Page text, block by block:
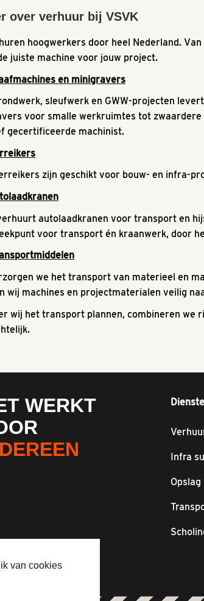
van cookies
over verhuur bij VSVK
hoogwerkers door heel Nederland.
juiste machine voor jouw project.
en minigravers
sleufwerk en GWW-projecten
voor smalle werkruimtes tot
gecertificeerde machinist.
zijn geschikt voor bouw- en infra-
autolaadkranen voor transport en
voor transport én kraanwerk, door
we het transport van materieel en
wij machines en projectmaterialen veilig
wij het transport plannen, combineren we
WERKT
Infra
Opslag